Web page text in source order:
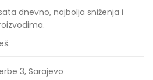
dnevno, najbolja sniženja i
3, Sarajevo